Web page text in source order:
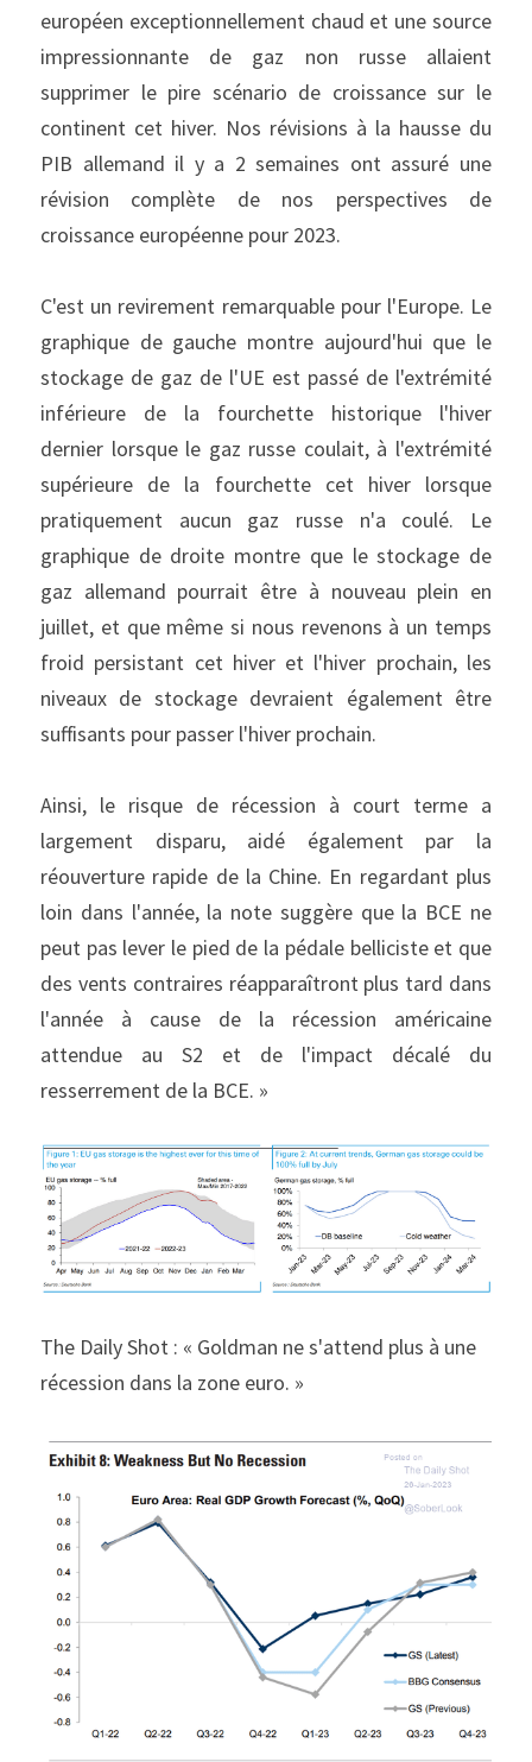
européen exceptionnellement chaud et une source
impressionnante de gaz non russe allaient
supprimer le pire scénario de croissance sur le
continent cet hiver. Nos révisions à la hausse du
PIB allemand il y a 2 semaines ont assuré une
révision complète de nos perspectives de
croissance européenne pour 2023.
C'est un revirement remarquable pour l'Europe. Le
graphique de gauche montre aujourd'hui que le
stockage de gaz de l'UE est passé de l'extrémité
inférieure de la fourchette historique l'hiver
dernier lorsque le gaz russe coulait, à l'extrémité
supérieure de la fourchette cet hiver lorsque
pratiquement aucun gaz russe n'a coulé. Le
graphique de droite montre que le stockage de
gaz allemand pourrait être à nouveau plein en
juillet, et que même si nous revenons à un temps
froid persistant cet hiver et l'hiver prochain, les
niveaux de stockage devraient également être
suffisants pour passer l'hiver prochain.
Ainsi, le risque de récession à court terme a
largement disparu, aidé également par la
réouverture rapide de la Chine. En regardant plus
loin dans l'année, la note suggère que la BCE ne
peut pas lever le pied de la pédale belliciste et que
des vents contraires réapparaîtront plus tard dans
l'année à cause de la récession américaine
attendue au S2 et de l'impact décalé du
resserrement de la BCE. »
The Daily Shot : « Goldman ne s'attend plus à une
récession dans la zone euro. »